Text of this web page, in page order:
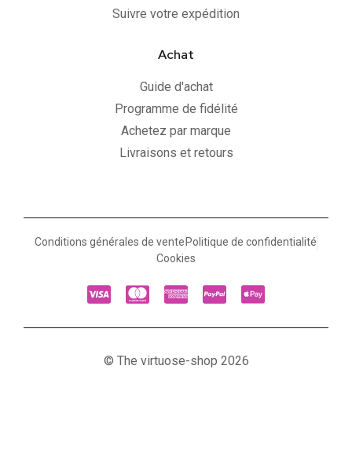
Suivre votre expédition
Achat
Guide d'achat
Programme de fidélité
Achetez par marque
Livraisons et retours
Conditions générales de vente Politique de confidentialité
Cookies
© The virtuose-shop 2026